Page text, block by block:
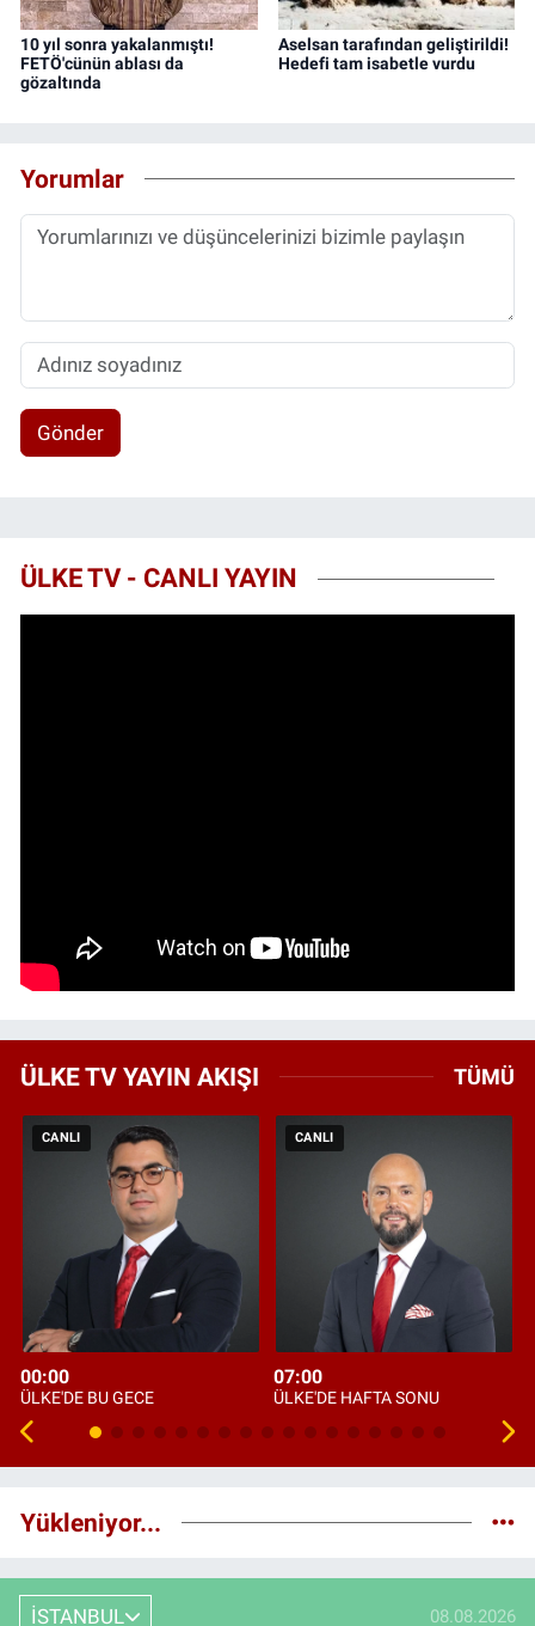
10 yıl sonra yakalanmıştı!
FETÖ'cünün ablası da
gözaltında
Aselsan tarafından geliştirildi!
Hedefi tam isabetle vurdu
Yorumlar
Gönder
ÜLKE TV - CANLI YAYIN
ÜLKE TV YAYIN AKIŞI TÜMÜ
CANLI
00:00
ÜLKE'DE BU GECE
CANLI
07:00
ÜLKE'DE HAFTA SONU
Yükleniyor...
İSTANBUL 08.08.2026